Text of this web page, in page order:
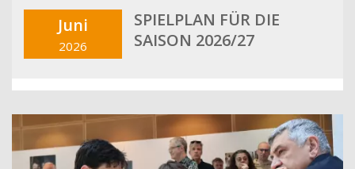
Juni
2026
SPIELPLAN FÜR DIE
SAISON 2026/27